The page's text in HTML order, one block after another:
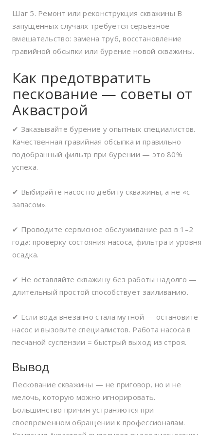
Шаг 5. Ремонт или реконструкция скважины В
запущенных случаях требуется серьёзное
вмешательство: замена труб, восстановление
гравийной обсыпки или бурение новой скважины.
Как предотвратить
пескование — советы от
Аквастрой
✔ Заказывайте бурение у опытных специалистов.
Качественная гравийная обсыпка и правильно
подобранный фильтр при бурении — это 80%
успеха.
✔ Выбирайте насос по дебиту скважины, а не «с
запасом».
✔ Проводите сервисное обслуживание раз в 1–2
года: проверку состояния насоса, фильтра и уровня
осадка.
✔ Не оставляйте скважину без работы надолго —
длительный простой способствует заиливанию.
✔ Если вода внезапно стала мутной — остановите
насос и вызовите специалистов. Работа насоса в
песчаной суспензии = быстрый выход из строя.
Вывод
Пескование скважины — не приговор, но и не
мелочь, которую можно игнорировать.
Большинство причин устраняются при
своевременном обращении к профессионалам.